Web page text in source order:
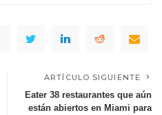
ARTÍCULO SIGUIENTE
Eater 38 restaurantes que aún
están abiertos en Miami para